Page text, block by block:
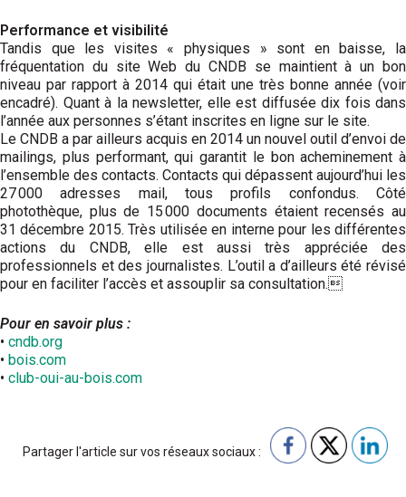
Performance et visibilité
Tandis que les visites « physiques » sont en baisse, la
fréquentation du site Web du CNDB se maintient à un bon
niveau par rapport à 2014 qui était une très bonne année (voir
encadré). Quant à la newsletter, elle est diffusée dix fois dans
l’année aux personnes s’étant inscrites en ligne sur le site.
Le CNDB a par ailleurs acquis en 2014 un nouvel outil d’envoi de
mailings, plus performant, qui garantit le bon acheminement à
l’ensemble des contacts. Contacts qui dépassent aujourd’hui les
27 000 adresses mail, tous profils confondus. Côté
photothèque, plus de 15 000 documents étaient recensés au
31 décembre 2015. Très utilisée en interne pour les différentes
actions du CNDB, elle est aussi très appréciée des
professionnels et des journalistes. L’outil a d’ailleurs été révisé
pour en faciliter l’accès et assouplir sa consultation.
Pour en savoir plus :
• cndb.org
• bois.com
• club-oui-au-bois.com
Partager l'article sur vos réseaux sociaux :